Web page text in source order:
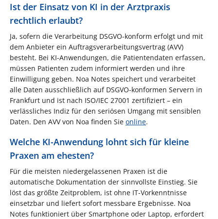
Ist der Einsatz von KI in der Arztpraxis
rechtlich erlaubt?
Ja, sofern die Verarbeitung DSGVO-konform erfolgt und mit
dem Anbieter ein Auftragsverarbeitungsvertrag (AVV)
besteht. Bei KI-Anwendungen, die Patientendaten erfassen,
müssen Patienten zudem informiert werden und ihre
Einwilligung geben. Noa Notes speichert und verarbeitet
alle Daten ausschließlich auf DSGVO-konformen Servern in
Frankfurt und ist nach ISO/IEC 27001 zertifiziert – ein
verlässliches Indiz für den seriösen Umgang mit sensiblen
Daten. Den AVV von Noa finden Sie online.
Welche KI-Anwendung lohnt sich für kleine
Praxen am ehesten?
Für die meisten niedergelassenen Praxen ist die
automatische Dokumentation der sinnvollste Einstieg. Sie
löst das größte Zeitproblem, ist ohne IT-Vorkenntnisse
einsetzbar und liefert sofort messbare Ergebnisse. Noa
Notes funktioniert über Smartphone oder Laptop, erfordert